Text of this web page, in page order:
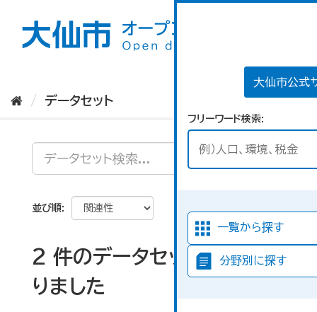
大仙市公式
フリーワード検索
一覧から探す
分野別に探す
データセット
並び順
2 件のデータセットが見つか
りました